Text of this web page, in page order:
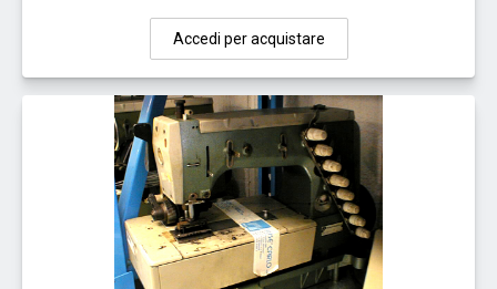
Accedi per acquistare